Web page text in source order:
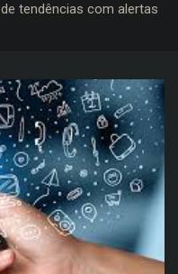
tendências com alertas